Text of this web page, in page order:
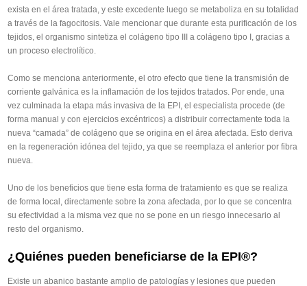
exista en el área tratada, y este excedente luego se metaboliza en su totalidad
a través de la fagocitosis. Vale mencionar que durante esta purificación de los
tejidos, el organismo sintetiza el colágeno tipo III a colágeno tipo I, gracias a
un proceso electrolítico.
Como se menciona anteriormente, el otro efecto que tiene la transmisión de
corriente galvánica es la inflamación de los tejidos tratados. Por ende, una
vez culminada la etapa más invasiva de la EPI, el especialista procede (de
forma manual y con ejercicios excéntricos) a distribuir correctamente toda la
nueva “camada” de colágeno que se origina en el área afectada. Esto deriva
en la regeneración idónea del tejido, ya que se reemplaza el anterior por fibra
nueva.
Uno de los beneficios que tiene esta forma de tratamiento es que se realiza
de forma local, directamente sobre la zona afectada, por lo que se concentra
su efectividad a la misma vez que no se pone en un riesgo innecesario al
resto del organismo.
¿Quiénes pueden beneficiarse de la EPI®?
Existe un abanico bastante amplio de patologías y lesiones que pueden